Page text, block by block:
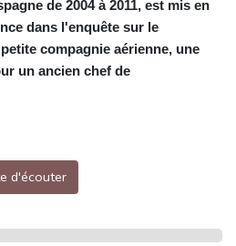
de 2004 à 2011, est mis en
dans l'enquête sur le
compagnie aérienne, une
un ancien chef de
d'écouter